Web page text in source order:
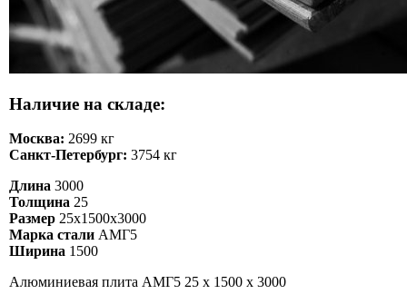
Наличие на складе:
Москва: 2699 кг
Санкт-Петербург: 3754 кг
Длина 3000
Толщина 25
Размер 25х1500х3000
Марка стали АМГ5
Ширина 1500
Алюминиевая плита АМГ5 25 х 1500 х 3000